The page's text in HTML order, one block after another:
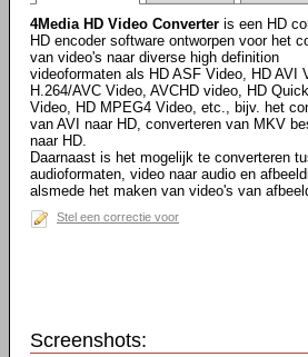
4Media HD Video Converter is een HD
HD encoder software ontworpen voor het
van video's naar diverse high definition
videoformaten als HD ASF Video, HD AVI
H.264/AVC Video, AVCHD video, HD
Video, HD MPEG4 Video, etc., bijv. het
van AVI naar HD, converteren van MKV
naar HD.
Daarnaast is het mogelijk te converteren
audioformaten, video naar audio en
alsmede het maken van video's van
Stel een correctie voor
Screenshots: